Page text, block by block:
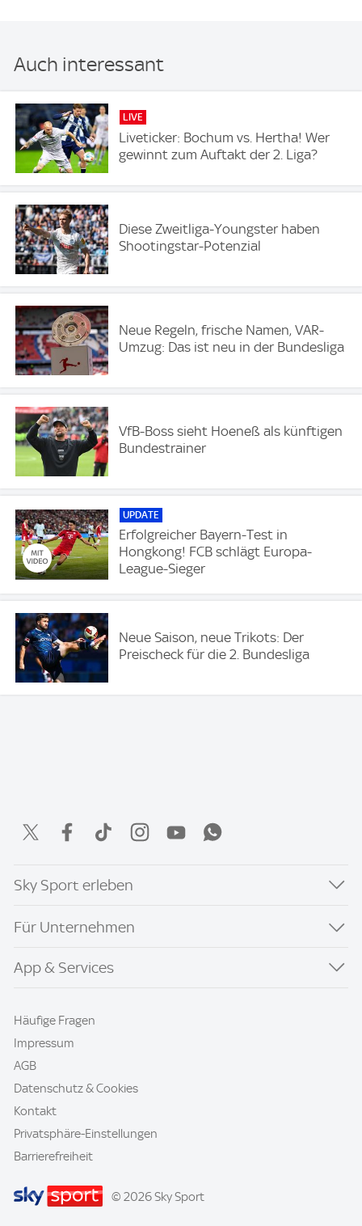
Auch interessant
LIVE
Liveticker: Bochum vs. Hertha! Wer
gewinnt zum Auftakt der 2. Liga?
Diese Zweitliga-Youngster haben
Shootingstar-Potenzial
Neue Regeln, frische Namen, VAR-
Umzug: Das ist neu in der Bundesliga
VfB-Boss sieht Hoeneß als künftigen
Bundestrainer
UPDATE
Erfolgreicher Bayern-Test in
Hongkong! FCB schlägt Europa-
League-Sieger
Neue Saison, neue Trikots: Der
Preischeck für die 2. Bundesliga
Sky Sport erleben
Für Unternehmen
App & Services
Häufige Fragen
Impressum
AGB
Datenschutz & Cookies
Kontakt
Privatsphäre-Einstellungen
Barrierefreiheit
© 2026 Sky Sport